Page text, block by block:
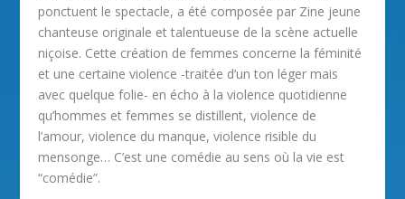
ponctuent le spectacle, a été composée par Zine jeune
chanteuse originale et talentueuse de la scène actuelle
niçoise. Cette création de femmes concerne la féminité
et une certaine violence -traitée d’un ton léger mais
avec quelque folie- en écho à la violence quotidienne
qu’hommes et femmes se distillent, violence de
l’amour, violence du manque, violence risible du
mensonge… C’est une comédie au sens où la vie est
“comédie”.